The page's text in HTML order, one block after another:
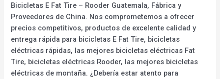
Bicicletas E Fat Tire – Rooder Guatemala, Fábrica y
Proveedores de China. Nos comprometemos a ofrecer
precios competitivos, productos de excelente calidad y
entrega rápida para bicicletas E Fat Tire, bicicletas
eléctricas rápidas, las mejores bicicletas eléctricas Fat
Tire, bicicletas eléctricas Rooder, las mejores bicicletas
eléctricas de montaña. ¿Debería estar atento para